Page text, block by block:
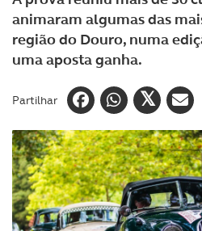
animaram algumas das
região do Douro, numa
uma aposta ganha.
Partilhar